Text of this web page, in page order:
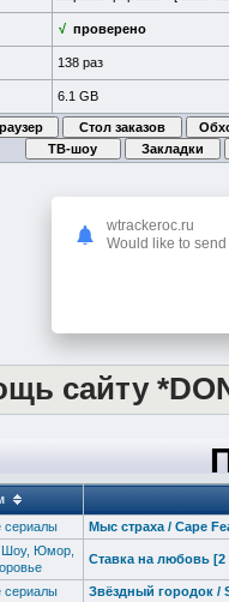
√ проверено
138 раз
6.1 GB
сайту
сериалы
Мыс страха / Cape
Шоу, Юмор,
Ставка на любовь [2
сериалы
Звёздный городок /
wtrackeroc.ru
Would like to